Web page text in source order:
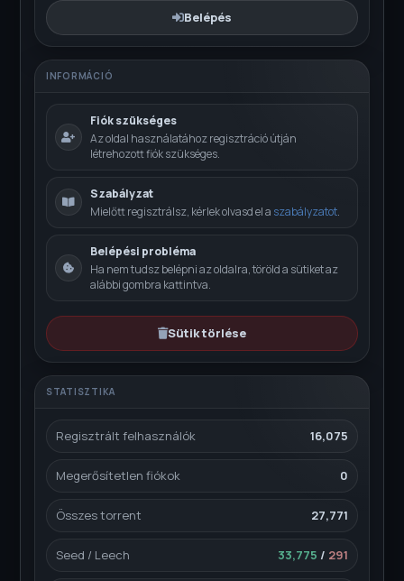
Belépés
INFORMÁCIÓ
Fiók szükséges
Az oldal használatához regisztráció útján
létrehozott fiók szükséges.
Szabályzat
Mielőtt regisztrálsz, kérlek olvasd el a szabályzatot.
Belépési probléma
Ha nem tudsz belépni az oldalra, töröld a sütiket az
alábbi gombra kattintva.
Sütik törlése
STATISZTIKA
Regisztrált felhasználók 16,075
Megerősítetlen fiókok 0
Összes torrent 27,771
Seed / Leech 33,775 / 291